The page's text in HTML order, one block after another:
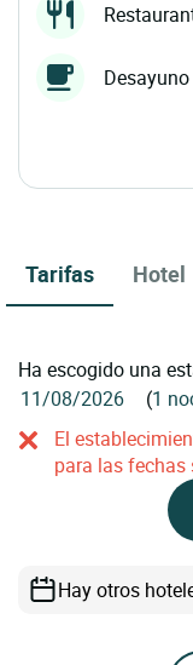
Tarifas Hotel
Ha escogido una
(1
El
para las fechas
Hay otros